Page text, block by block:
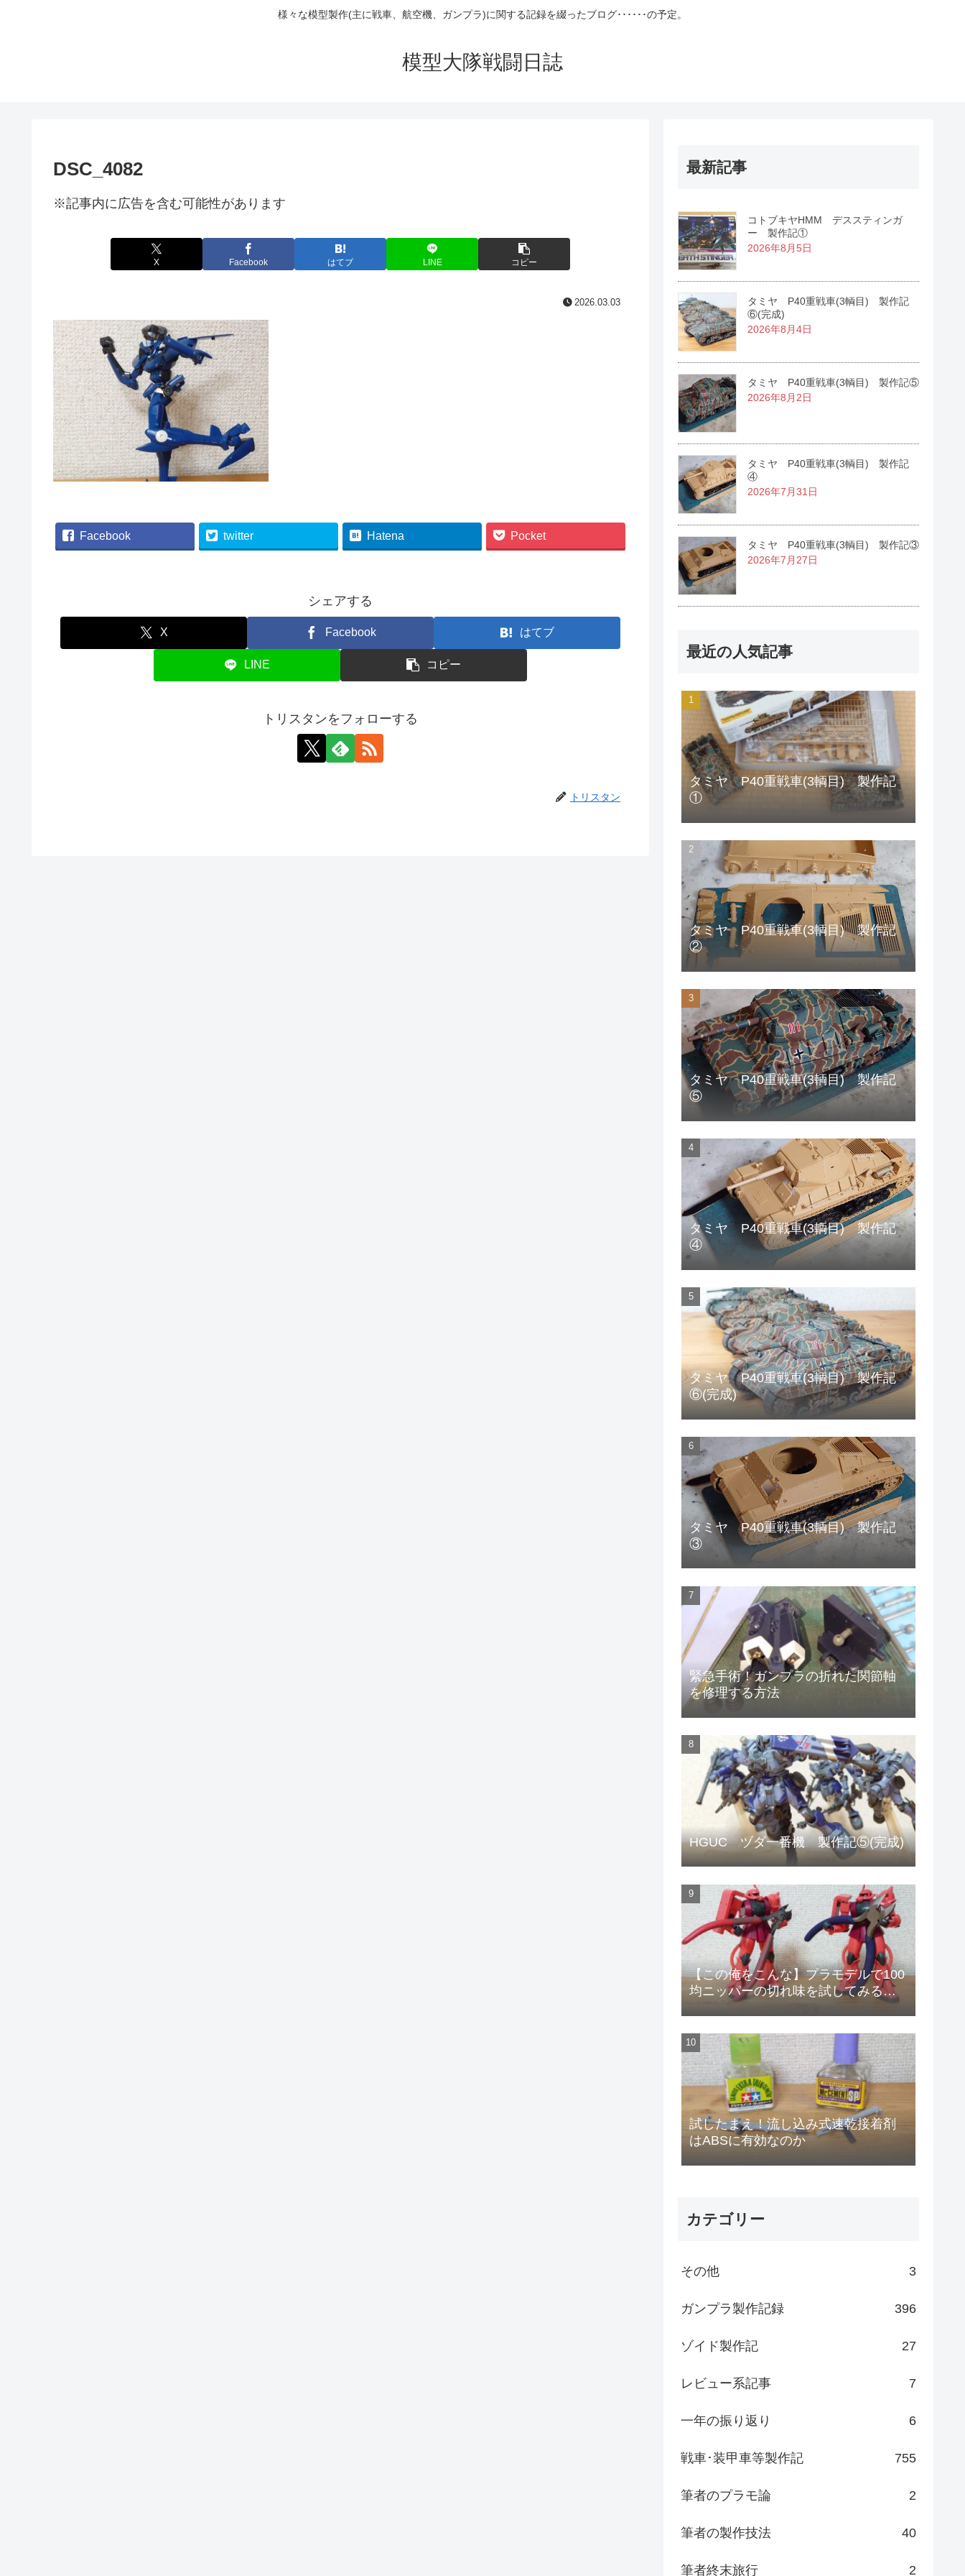
様々な模型製作(主に戦車、航空機、ガンプラ)に関する記録を綴ったブログ･･････の予定。
模型大隊戦闘日誌
DSC_4082
※記事内に広告を含む可能性があります
X Facebook はてブ LINE コピー
2026.03.03
Facebook twitter Hatena Pocket
シェアする
X Facebook はてブ
LINE コピー
トリスタンをフォローする
トリスタン
最新記事
コトブキヤHMM デススティンガ
ー 製作記①
2026年8月5日
タミヤ P40重戦車(3輌目) 製作記
⑥(完成)
2026年8月4日
タミヤ P40重戦車(3輌目) 製作記⑤
2026年8月2日
タミヤ P40重戦車(3輌目) 製作記
④
2026年7月31日
タミヤ P40重戦車(3輌目) 製作記③
2026年7月27日
最近の人気記事
タミヤ P40重戦車(3輌目) 製作記
①
タミヤ P40重戦車(3輌目) 製作記
②
タミヤ P40重戦車(3輌目) 製作記
⑤
タミヤ P40重戦車(3輌目) 製作記
④
タミヤ P40重戦車(3輌目) 製作記
⑥(完成)
タミヤ P40重戦車(3輌目) 製作記
③
緊急手術！ガンプラの折れた関節軸
を修理する方法
HGUC ヅダ一番機 製作記⑤(完成)
【この俺をこんな】プラモデルで100
均ニッパーの切れ味を試してみる
試したまえ！流し込み式速乾接着剤
はABSに有効なのか
カテゴリー
その他 3
ガンプラ製作記録 396
ゾイド製作記 27
レビュー系記事 7
一年の振り返り 6
戦車･装甲車等製作記 755
筆者のプラモ論 2
筆者の製作技法 40
筆者終末旅行 2